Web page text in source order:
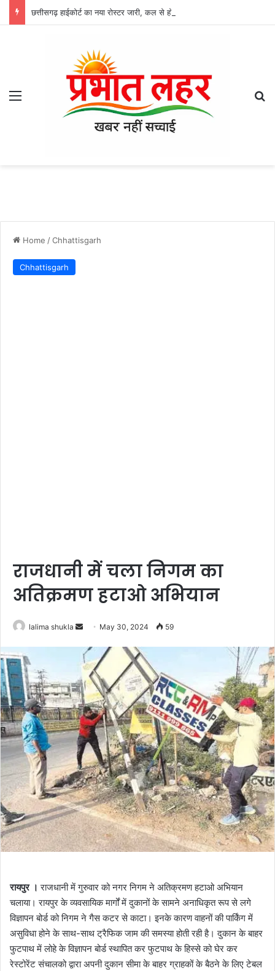
Menu
Home /Chhattisgarh
Chhattisgarh
राजधानी में चला निगम का
अतिक्रमण हटाओ अभियान
lalima shukla
Send
email
May 30, 2024 59
रायपुर । राजधानी में गुरुवार को नगर निगम ने अतिक्रमण हटाओ अभियान
चलाया। रायपुर के व्यवसायिक मार्गों में दुकानों के सामने अनाधिकृत रूप से लगे
विज्ञापन बोर्ड को निगम ने गैस कटर से काटा। इनके कारण वाहनों की पार्किंग में
असुविधा होने के साथ-साथ ट्रैफिक जाम की समस्या होती रही है। दुकान के बाहर
फुटपाथ में लोहे के विज्ञापन बोर्ड स्थापित कर फुटपाथ के हिस्से को घेर कर
रेस्टोरेंट संचालको द्वारा अपनी दुकान सीमा के बाहर ग्राहकों के बैठने के लिए टेबल